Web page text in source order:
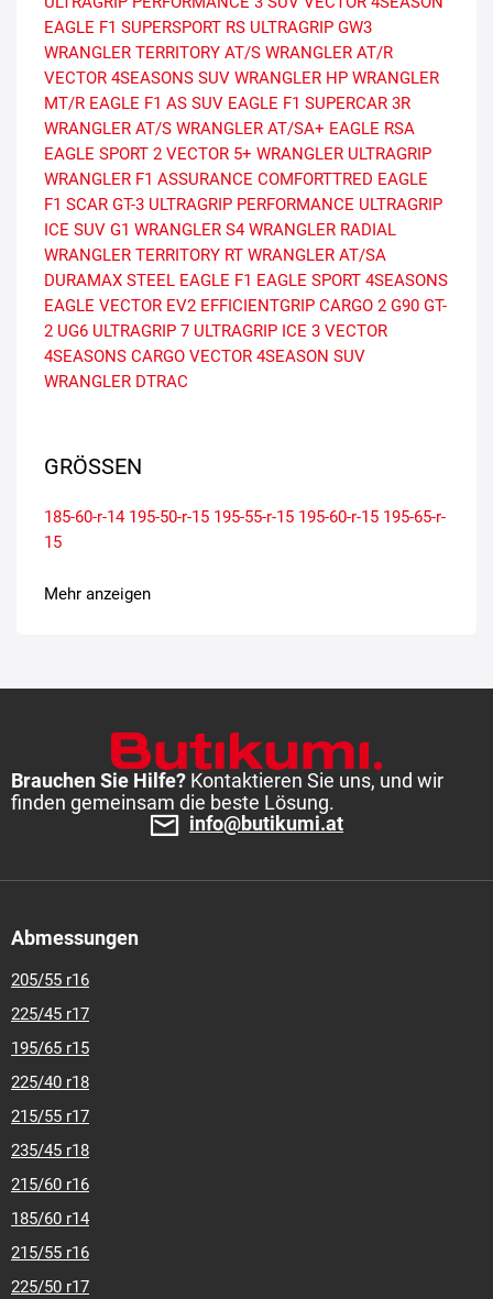
EAGLE F1 SUPERSPORT RS ULTRAGRIP GW3
WRANGLER TERRITORY AT/S WRANGLER AT/R
VECTOR 4SEASONS SUV WRANGLER HP WRANGLER
MT/R EAGLE F1 AS SUV EAGLE F1 SUPERCAR 3R
WRANGLER AT/S WRANGLER AT/SA+ EAGLE RSA
EAGLE SPORT 2 VECTOR 5+ WRANGLER ULTRAGRIP
WRANGLER F1 ASSURANCE COMFORTTRED EAGLE
F1 SCAR GT-3 ULTRAGRIP PERFORMANCE ULTRAGRIP
ICE SUV G1 WRANGLER S4 WRANGLER RADIAL
WRANGLER TERRITORY RT WRANGLER AT/SA
DURAMAX STEEL EAGLE F1 EAGLE SPORT 4SEASONS
EAGLE VECTOR EV2 EFFICIENTGRIP CARGO 2 G90 GT-
2 UG6 ULTRAGRIP 7 ULTRAGRIP ICE 3 VECTOR
4SEASONS CARGO VECTOR 4SEASON SUV
WRANGLER DTRAC
GRÖSSEN
185-60-r-14 195-50-r-15 195-55-r-15 195-60-r-15 195-65-r-
15
Mehr anzeigen
Brauchen Sie Hilfe? Kontaktieren Sie uns, und wir
finden gemeinsam die beste Lösung.
info@butikumi.at
Abmessungen
205/55 r16
225/45 r17
195/65 r15
225/40 r18
215/55 r17
235/45 r18
215/60 r16
185/60 r14
215/55 r16
225/50 r17